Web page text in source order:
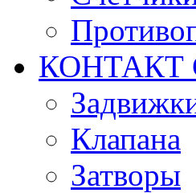
КОНТАКТ
Клапана
Затворы